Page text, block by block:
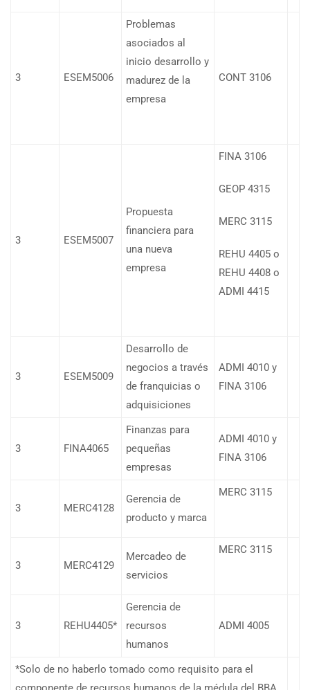
3 ESEM5006
Problemas
asociados al
inicio desarrollo y
madurez de la
empresa
CONT 3106
3 ESEM5007
Propuesta
financiera para
una nueva
empresa
FINA 3106
GEOP 4315
MERC 3115
REHU 4405 o
REHU 4408 o
ADMI 4415
3 ESEM5009
Desarrollo de
negocios a través
de franquicias o
adquisiciones
ADMI 4010 y
FINA 3106
3 FINA4065
Finanzas para
pequeñas
empresas
ADMI 4010 y
FINA 3106
3 MERC4128
Gerencia de
producto y marca
MERC 3115
3 MERC4129
Mercadeo de
servicios
MERC 3115
3 REHU4405*
Gerencia de
recursos
humanos
ADMI 4005
*Solo de no haberlo tomado como requisito para el